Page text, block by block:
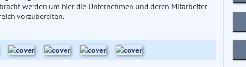
werden um hier die Unternehmen und deren Mitarbeiter
vorzubereiten.